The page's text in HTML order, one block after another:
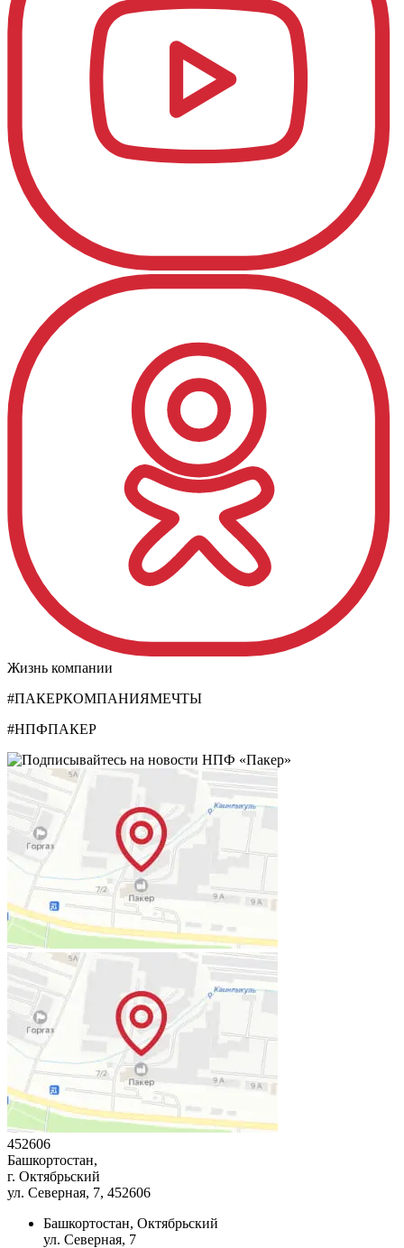
Жизнь компании
#ПАКЕРКОМПАНИЯМЕЧТЫ
#НПФПАКЕР
452606
Башкортостан,
г. Октябрьский
ул. Северная, 7, 452606
Башкортостан, Октябрьский
ул. Северная, 7